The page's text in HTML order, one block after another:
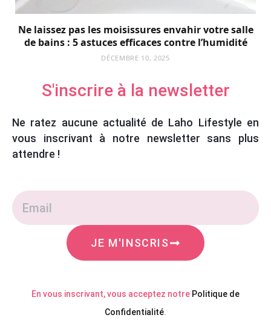
Ne laissez pas les moisissures envahir votre salle
de bains : 5 astuces efficaces contre l’humidité
DÉCEMBRE 10, 2025
S'inscrire à la newsletter
Ne ratez aucune actualité de Laho Lifestyle en
vous inscrivant à notre newsletter sans plus
attendre !
JE M'INSCRIS
En vous inscrivant, vous acceptez notre Politique de
Confidentialité.